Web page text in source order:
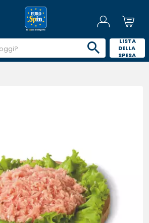
LISTA
DELLA
SPESA